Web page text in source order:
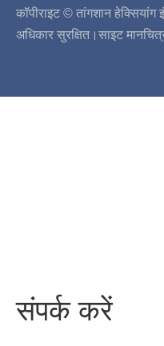
कॉपीराइट © तांगशान
अधिकार सुरक्षित। साइट
संपर्क करें